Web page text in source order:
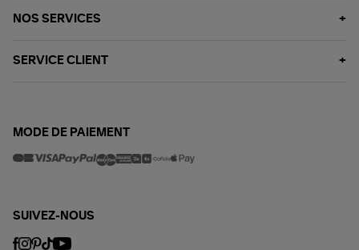
NOS SERVICES
SERVICE CLIENT
MODE DE PAIEMENT
SUIVEZ-NOUS